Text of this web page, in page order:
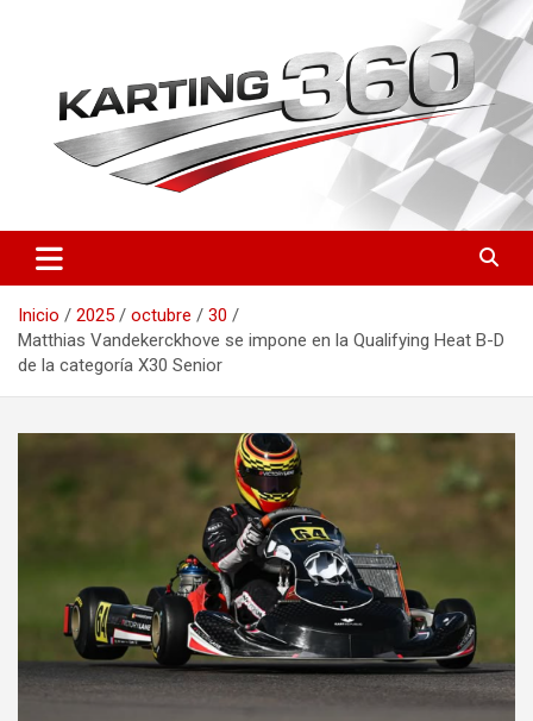
Karting 360 | Noticias,
Campeonatos y Pilotos de
Karting en España
Toda la actualidad del karting nacional e internacional: resultados
del CEK, FIA Karting, fichas de pilotos, circuitos y novedades
técnicas. Actualizado a diario.
Inicio
2025 octubre
30
Matthias Vandekerckhove se impone en la Qualifying Heat B-D
de la categoría X30 Senior